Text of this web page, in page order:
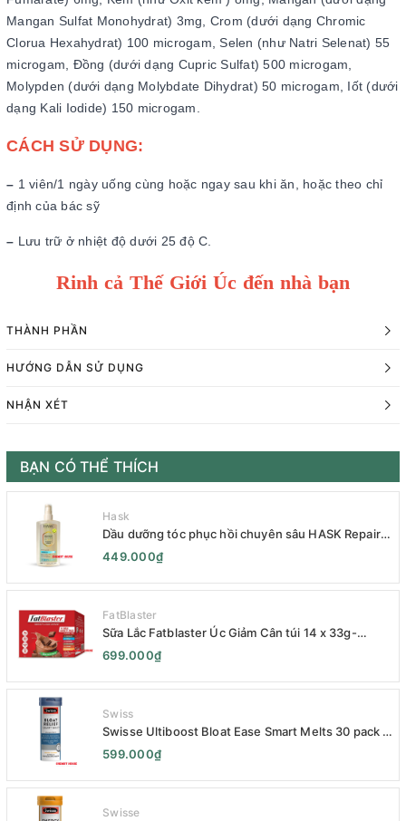
Mangan Sulfat Monohydrat) 3mg, Crom (dưới dạng Chromic
Clorua Hexahydrat) 100 microgam, Selen (như Natri Selenat) 55
microgam, Đồng (dưới dạng Cupric Sulfat) 500 microgam,
Molypden (dưới dạng Molybdate Dihydrat) 50 microgam, Iốt (dưới
dạng Kali Iodide) 150 microgam.
CÁCH SỬ DỤNG:
– 1 viên/1 ngày uống cùng hoặc ngay sau khi ăn, hoặc theo chỉ
định của bác sỹ
– Lưu trữ ở nhiệt độ dưới 25 độ C.
Rinh cả Thế Giới Úc đến nhà bạn
THÀNH PHẦN
HƯỚNG DẪN SỬ DỤNG
NHẬN XÉT
BẠN CÓ THỂ THÍCH
Hask
Dầu dưỡng tóc phục hồi chuyên sâu HASK Repair
Series 120mL- HASK Repair Series Intensive Repair
449.000₫
FatBlaster
Sữa Lắc Fatblaster Úc Giảm Cân túi 14 x 33g-
Naturopathica Fatblaster Weight Loss Shake
Variety Pack 14 x 33g - Sữa Giảm Cân
699.000₫
Swiss
Swisse Ultiboost Bloat Ease Smart Melts 30 pack -
Kẹo Ngậm Giảm Đầy Hơi Táo Bón Kèm Men Tiêu
Hóa - Swisse Bloat Relief Smart Melt 30 Viên
599.000₫
Swisse